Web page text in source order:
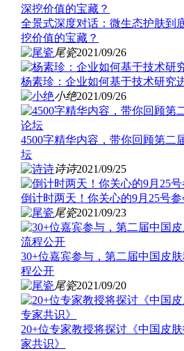
全景式深度对话：微生态护肤到
挖价值的宝藏？
尾瓷2021/09/26
杨素珍：企业如何基于技术研究
小绝2021/09/26
4500字精华内容，带你回顾第二
坛
诗诗2021/09/25
倒计时两天！你关心的9月25号参
尾瓷2021/09/23
30+位嘉宾参与，第二届中国皮
程公开
尾瓷2021/09/20
20+位专家教授将探讨《中国皮
家共识》